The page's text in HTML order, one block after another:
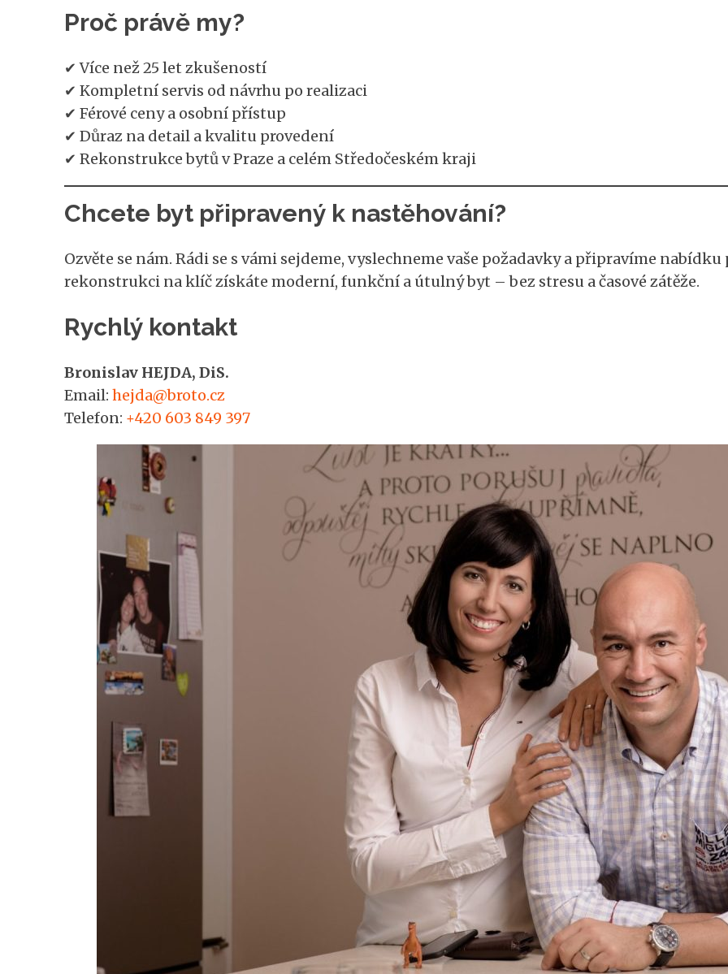
Proč právě my?
✔ Více než 25 let zkušeností
✔ Kompletní servis od návrhu po realizaci
✔ Férové ceny a osobní přístup
✔ Důraz na detail a kvalitu provedení
✔ Rekonstrukce bytů v Praze a celém Středočeském kraji
Chcete byt připravený k nastěhování?
Ozvěte se nám. Rádi se s vámi sejdeme, vyslechneme vaše požadavky a připravíme
rekonstrukci na klíč získáte moderní, funkční a útulný byt – bez stresu a časové zátěže.
Rychlý kontakt
Bronislav HEJDA, DiS.
Email: hejda@broto.cz
Telefon: +420 603 849 397